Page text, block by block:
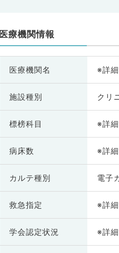
医療機関情報
医療機関名 ※詳
施設種別 クリ
標榜科目 ※詳
病床数 ※詳
カルテ種別 電子
救急指定 ※詳
学会認定状況 ※詳